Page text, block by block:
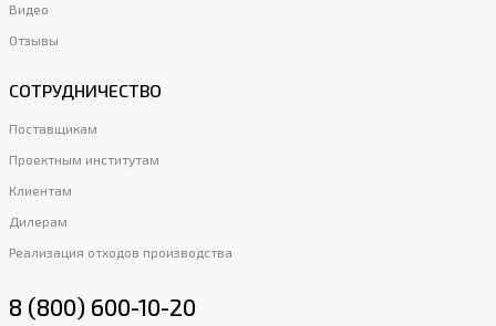
Видео
Отзывы
СОТРУДНИЧЕСТВО
Поставщикам
Проектным институтам
Клиентам
Дилерам
Реализация отходов производства
8 (800) 600-10-20